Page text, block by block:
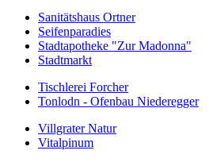
Sanitätshaus Ortner
Seifenparadies
Stadtapotheke "Zur Madonna"
Stadtmarkt
Tischlerei Forcher
Tonlodn - Ofenbau Niederegger
Villgrater Natur
Vitalpinum